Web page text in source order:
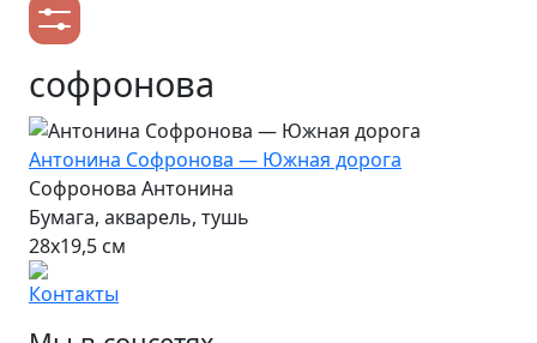
софронова
Антонина Софронова — Южная дорога
Софронова Антонина
Бумага, акварель, тушь
28х19,5 см
Контакты